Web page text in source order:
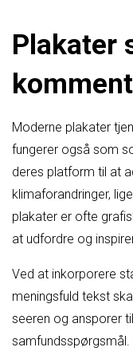
Plakater
Moderne plakater
fungerer også som
deres platform til at
klimaforandringer,
plakater er ofte
at udfordre og
Ved at inkorporere
meningsfuld tekst
seeren og ansporer